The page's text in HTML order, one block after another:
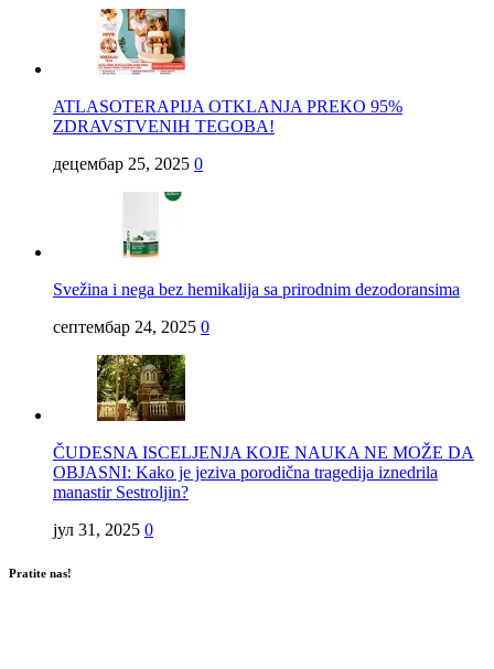
ATLASOTERAPIJA OTKLANJA PREKO 95%
ZDRAVSTVENIH TEGOBA!
децембар 25, 2025 0
Svežina i nega bez hemikalija sa prirodnim dezodoransima
септембар 24, 2025 0
ČUDESNA ISCELJENJA KOJE NAUKA NE MOŽE DA
OBJASNI: Kako je jeziva porodična tragedija iznedrila
manastir Sestroljin?
јул 31, 2025 0
Pratite nas!